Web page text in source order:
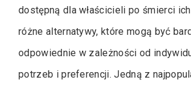
dostępną dla właścicieli po śmierci
różne alternatywy, które mogą być
odpowiednie w zależności od
potrzeb i preferencji. Jedną z